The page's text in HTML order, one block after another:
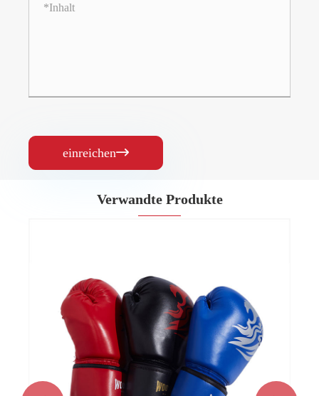
einreichen
Verwandte Produkte